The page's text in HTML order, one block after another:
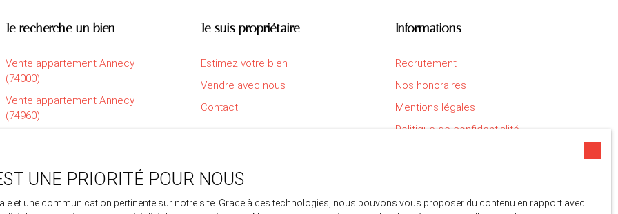
Je recherche un bien
Vente appartement Annecy
(74000)
Vente appartement Annecy
(74960)
Vente maison Sillingy (74330)
Vente maison Amancy (74800)
Je suis propriétaire
Estimez votre bien
Vendre avec nous
Contact
Informations
Recrutement
Nos honoraires
Mentions légales
Politique de confidentialité
UNE PRIORITÉ POUR NOUS
et une communication pertinente sur notre site. Grace à ces technologies, nous pouvons vous proposer du contenu en rapport avec